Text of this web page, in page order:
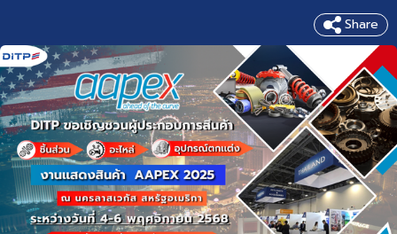
Share